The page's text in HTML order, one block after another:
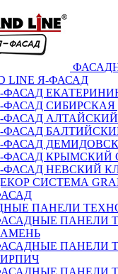
LINE Я-ФАСАД
ФАСАД
ФАСАД СИБИРСКАЯ
ФАСАД
ФАСАД
ФАСАД
ФАСАД КРЫМСКИЙ
ФАСАД НЕВСКИЙ
СИСТЕМА
ПАНЕЛИ
ПАНЕЛИ
ПАНЕЛИ
ПАНЕЛИ